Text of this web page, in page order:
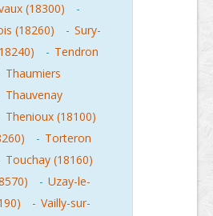
(18300)
-
(18260)
- Sury-
- Tendron
Thaumiers
Thauvenay
Thenioux (18100)
- Torteron
Touchay (18160)
- Uzay-le-
- Vailly-sur-